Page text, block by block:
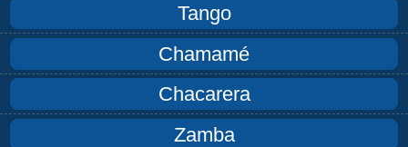
Tango
Chamamé
Chacarera
Zamba